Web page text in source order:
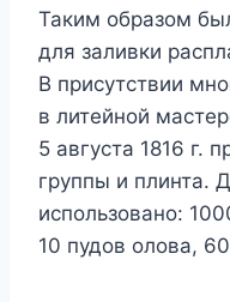
Таким образом
для заливки
В присутствии
в литейной
5 августа 1816 г.
группы и плинта.
использовано:
10 пудов олова,